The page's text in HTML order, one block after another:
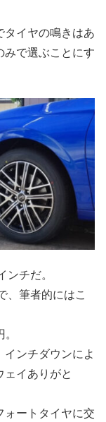
タイヤの鳴きはあ
みで選ぶことにす
ンチだ。
、筆者的にはこ
ンチダウンによ
ェイありがと
ォートタイヤに交